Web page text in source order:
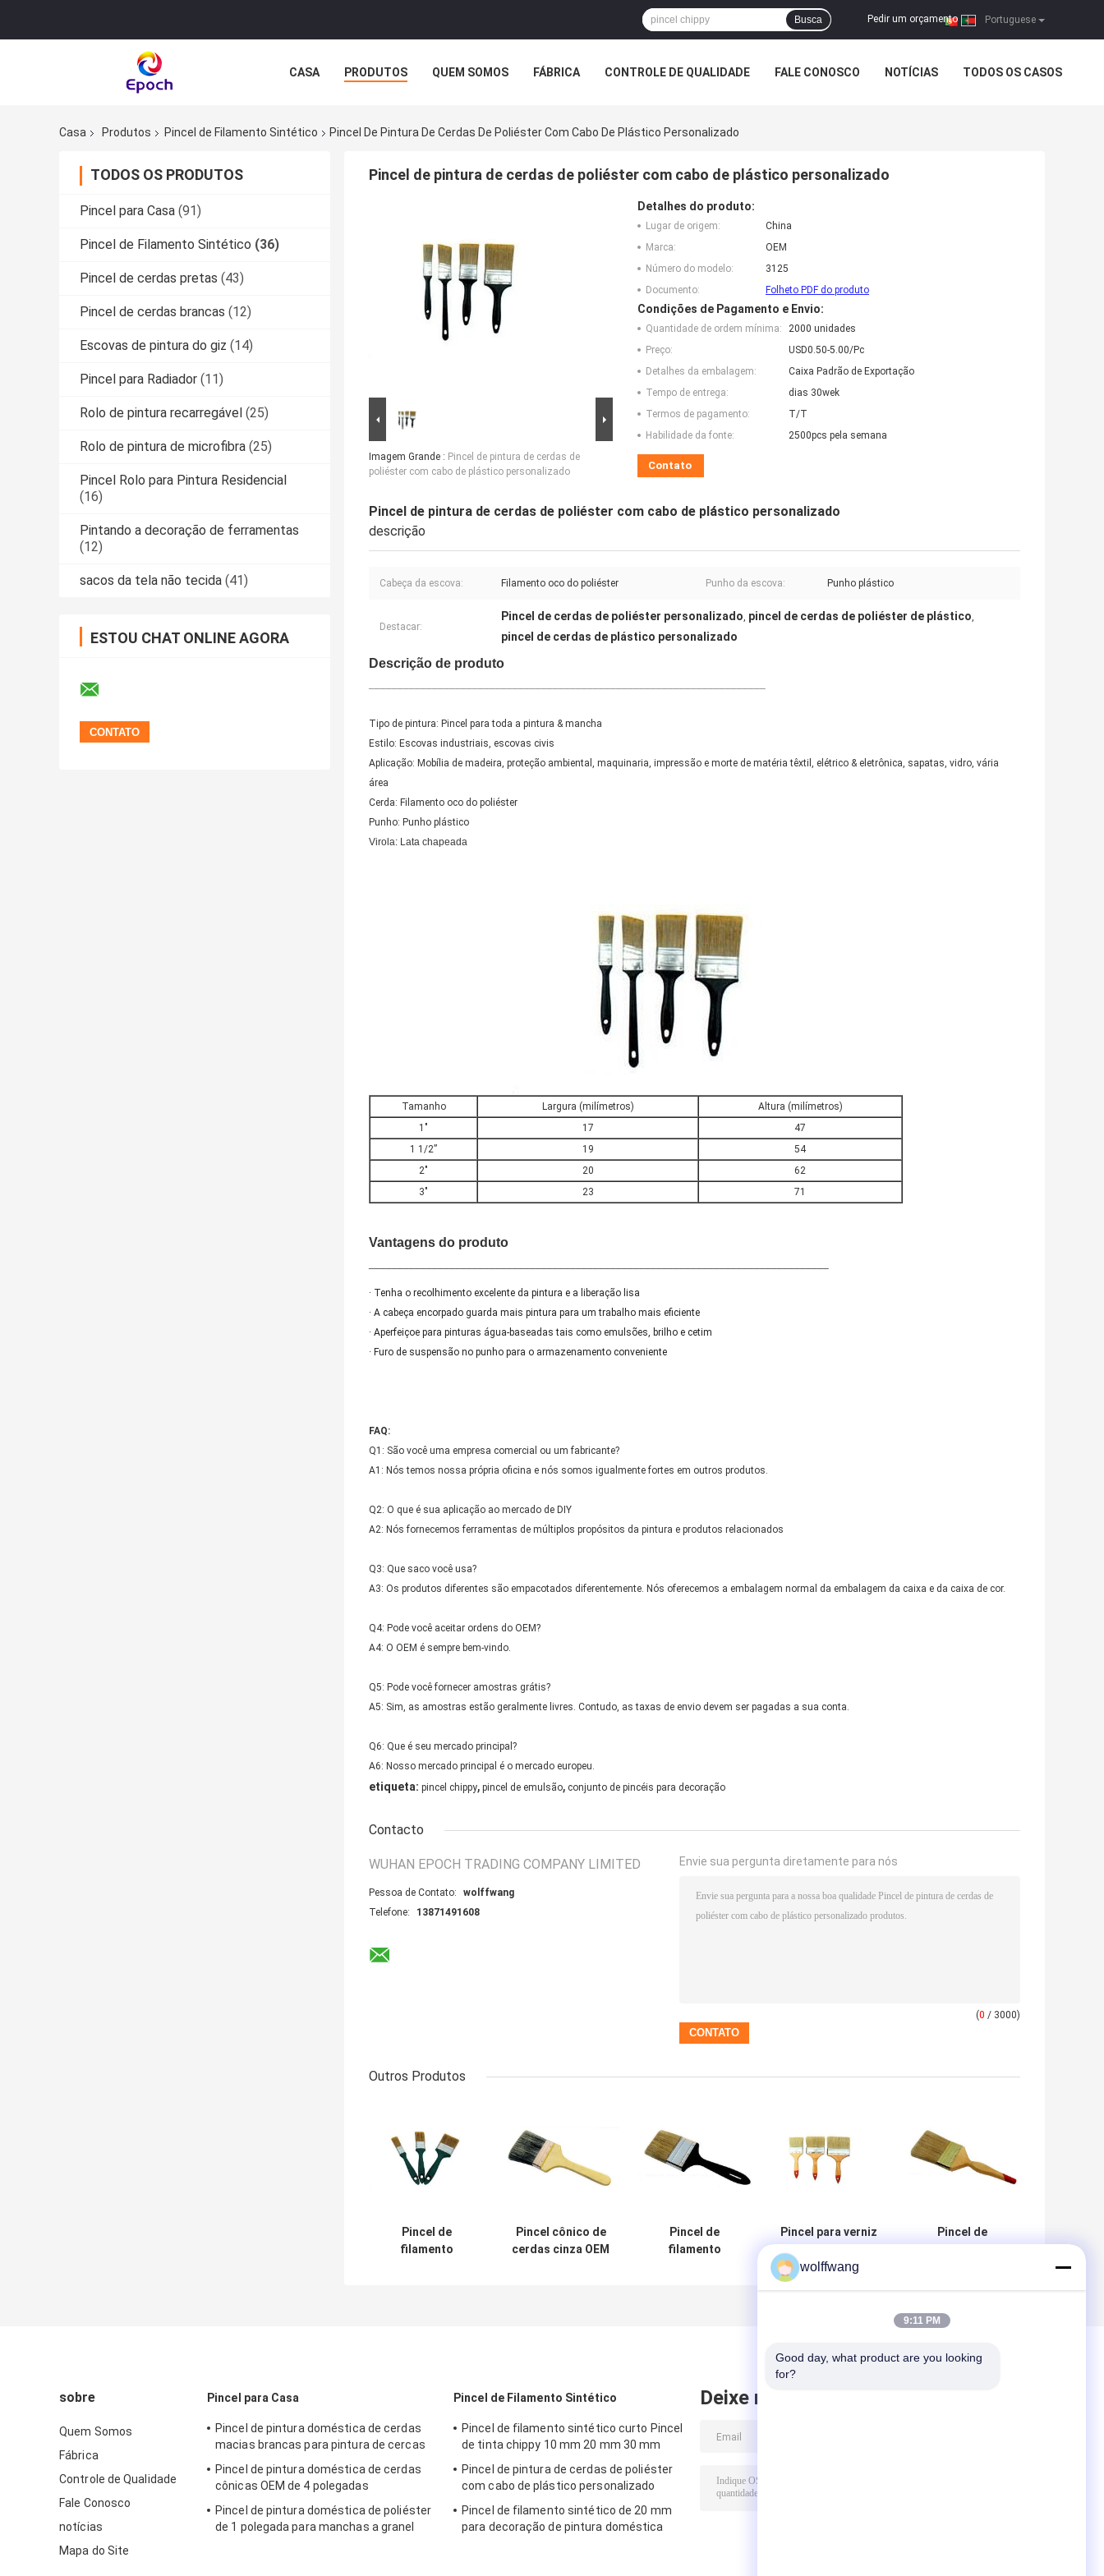
Portuguese
Pedir um orçamento |
Busca
CASA PRODUTOS QUEM SOMOS FÁBRICA CONTROLE DE QUALIDADE FALE CONOSCO NOTÍCIAS TODOS OS CASOS
Casa Produtos Pincel de Filamento Sintético Pincel De Pintura De Cerdas De Poliéster Com Cabo De Plástico Personalizado
TODOS OS PRODUTOS
Pincel para Casa (91)
Pincel de Filamento Sintético (36)
Pincel de cerdas pretas (43)
Pincel de cerdas brancas (12)
Escovas de pintura do giz (14)
Pincel para Radiador (11)
Rolo de pintura recarregável (25)
Rolo de pintura de microfibra (25)
Pincel Rolo para Pintura Residencial
(16)
Pintando a decoração de ferramentas
(12)
sacos da tela não tecida (41)
ESTOU CHAT ONLINE AGORA
Pincel de pintura de cerdas de poliéster com cabo de plástico personalizado
Imagem Grande : Pincel de pintura de cerdas de
poliéster com cabo de plástico personalizado
Detalhes do produto:
Lugar de origem:
China
Marca:
OEM
Número do modelo:
3125
Documento:
Folheto PDF do produto
Condições de Pagamento e Envio:
Quantidade de ordem mínima:
2000 unidades
Preço:
USD0.50-5.00/Pc
Detalhes da embalagem:
Caixa Padrão de Exportação
Tempo de entrega:
dias 30wek
Termos de pagamento:
T/T
Habilidade da fonte:
2500pcs pela semana
Contato
Pincel de pintura de cerdas de poliéster com cabo de plástico personalizado
descrição
Cabeça da escova: Filamento oco do poliéster Punho da escova: Punho plástico
Destacar:
Pincel de cerdas de poliéster personalizado, pincel de cerdas de poliéster de plástico,
pincel de cerdas de plástico personalizado
Descrição de produto
Tipo de pintura: Pincel para toda a pintura & mancha
Estilo: Escovas industriais, escovas civis
Aplicação: Mobília de madeira, proteção ambiental, maquinaria, impressão e morte de matéria têxtil, elétrico & eletrônica, sapatas, vidro, vária
área
Cerda: Filamento oco do poliéster
Punho: Punho plástico
Virola: Lata chapeada
Tamanho Largura (milímetros)
Altura (milímetros)
1"
17
47
1 1/2”
19
54
2"
20
62
3"
23 71
Vantagens do produto
· Tenha o recolhimento excelente da pintura e a liberação lisa
· A cabeça encorpado guarda mais pintura para um trabalho mais eficiente
· Aperfeiçoe para pinturas água-baseadas tais como emulsões, brilho e cetim
· Furo de suspensão no punho para o armazenamento conveniente
FAQ:
Q1: São você uma empresa comercial ou um fabricante?
A1: Nós temos nossa própria oficina e nós somos igualmente fortes em outros produtos.
Q2: O que é sua aplicação ao mercado de DIY
A2: Nós fornecemos ferramentas de múltiplos propósitos da pintura e produtos relacionados
Q3: Que saco você usa?
A3: Os produtos diferentes são empacotados diferentemente. Nós oferecemos a embalagem normal da embalagem da caixa e da caixa de cor.
Q4: Pode você aceitar ordens do OEM?
A4: O OEM é sempre bem-vindo.
Q5: Pode você fornecer amostras grátis?
A5: Sim, as amostras estão geralmente livres. Contudo, as taxas de envio devem ser pagadas a sua conta.
Q6: Que é seu mercado principal?
A6: Nosso mercado principal é o mercado europeu.
etiqueta: pincel chippy, pincel de emulsão, conjunto de pincéis para decoração
Contacto
WUHAN EPOCH TRADING COMPANY LIMITED
Pessoa de Contato:
wolffwang
Telefone:
13871491608
Envie sua pergunta diretamente para nós
(0 / 3000)
Outros Produtos
Pincel de
filamento
Pincel cônico de
cerdas cinza OEM
Pincel de
filamento
Pincel para verniz
cabo de madeira
laqueada 50mm
Pincel de
sobre
Quem Somos
Fábrica
Controle de Qualidade
Fale Conosco
notícias
Mapa do Site
Pincel para Casa
Pincel de pintura doméstica de cerdas
macias brancas para pintura de cercas
Pincel de pintura doméstica de cerdas
cônicas OEM de 4 polegadas
Pincel de pintura doméstica de poliéster
de 1 polegada para manchas a granel
Pincel de Filamento Sintético
Pincel de filamento sintético curto Pincel
de tinta chippy 10 mm 20 mm 30 mm
Pincel de pintura de cerdas de poliéster
com cabo de plástico personalizado
Pincel de filamento sintético de 20 mm
para decoração de pintura doméstica
Deixe mensagem
wolffwang
9:11 PM
Good day, what product are you looking
for?